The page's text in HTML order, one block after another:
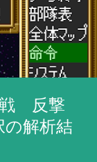
戦 反撃
解析結